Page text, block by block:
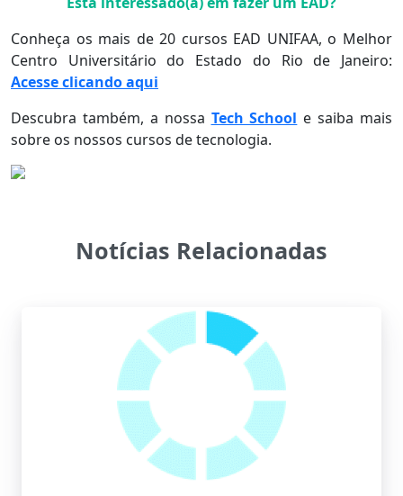
Conheça os mais de 20 cursos EAD UNIFAA, o Melhor
Centro Universitário do Estado do Rio de Janeiro:
Acesse clicando aqui
Descubra também, a nossa Tech School e saiba mais
sobre os nossos cursos de tecnologia.
Notícias Relacionadas